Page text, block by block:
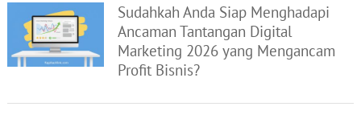
Sudahkah Anda Siap Menghadapi
Ancaman Tantangan Digital
Marketing 2026 yang Mengancam
Profit Bisnis?